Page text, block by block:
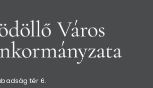
tér 6.